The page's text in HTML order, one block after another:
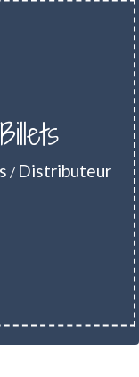
/ Distributeur